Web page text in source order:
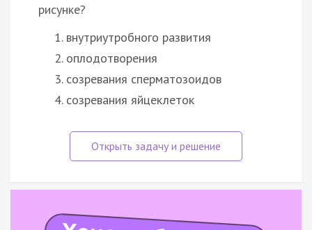
рисунке?
внутриутробного развития
оплодотворения
созревания сперматозоидов
созревания яйцеклеток